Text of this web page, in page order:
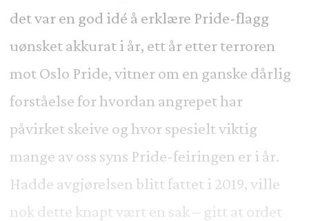
det var en god idé å erklære Pride-flagg
uønsket akkurat i år, ett år etter terroren
mot Oslo Pride, vitner om en ganske dårlig
forståelse for hvordan angrepet har
påvirket skeive og hvor spesielt viktig
mange av oss syns Pride-feiringen er i år.
Hadde avgjørelsen blitt fattet i 2019, ville
nok dette knapt vært en sak – gitt at ordet